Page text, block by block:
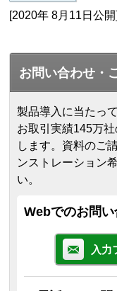
[2020年 8月11日公開]
お問い合わせ・
製品導入に当たっ
お取引実績145万
します。 資料のご
ンストレーション
い。
Webでのお問
入力